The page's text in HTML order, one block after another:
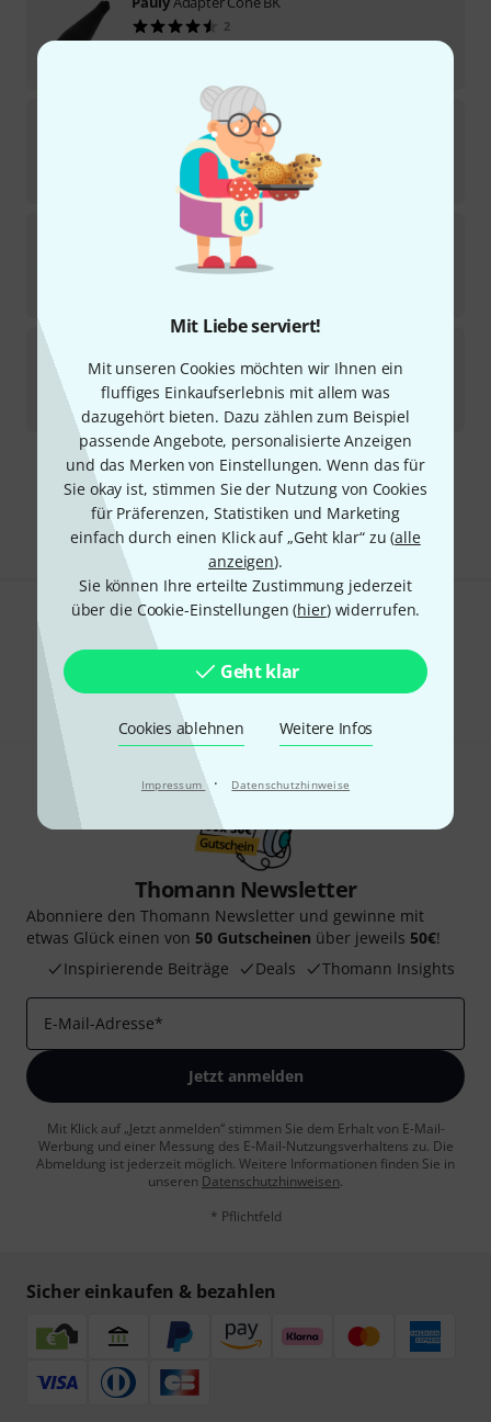
Mit Liebe serviert!
Mit unseren Cookies möchten wir Ihnen ein
fluffiges Einkaufserlebnis mit allem was
dazugehört bieten. Dazu zählen zum Beispiel
passende Angebote, personalisierte Anzeigen
und das Merken von Einstellungen. Wenn das für
Sie okay ist, stimmen Sie der Nutzung von Cookies
für Präferenzen, Statistiken und Marketing
einfach durch einen Klick auf „Geht klar“ zu (alle
anzeigen).
Sie können Ihre erteilte Zustimmung jederzeit
über die Cookie-Einstellungen (hier) widerrufen.
Geht klar
Cookies ablehnen Weitere Infos
Impressum · Datenschutzhinweise
2
Sofort lieferbar
P120 Gooseneck BK
Sofort lieferbar
P45 Ni
1
Sofort lieferbar
1
Sofort lieferbar
159 €
Kostenloser Versand ab 29 €
Alle Preise inkl. MwSt.
Gefällt Ihnen, was Sie sehen?
Hilfe & Feedback
Thomann Newsletter
Abonniere den Thomann Newsletter und gewinne mit
etwas Glück einen von 50 Gutscheinen über jeweils 50€!
Inspirierende Beiträge
Deals Thomann Insights
E-Mail-Adresse*
Jetzt anmelden
Mit Klick auf „Jetzt anmelden“ stimmen Sie dem Erhalt von E-Mail-
Werbung und einer Messung des E-Mail-Nutzungsverhaltens zu. Die
Abmeldung ist jederzeit möglich. Weitere Informationen finden Sie in
unseren Datenschutzhinweisen.
* Pflichtfeld
Sicher einkaufen & bezahlen